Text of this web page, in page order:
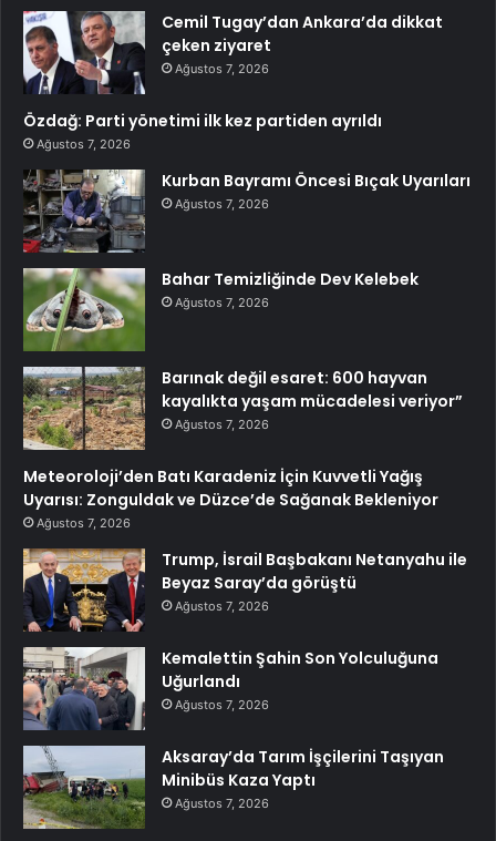
Cemil Tugay’dan Ankara’da dikkat
çeken ziyaret
Ağustos 7, 2026
Özdağ: Parti yönetimi ilk kez partiden ayrıldı
Ağustos 7, 2026
Kurban Bayramı Öncesi Bıçak Uyarıları
Ağustos 7, 2026
Bahar Temizliğinde Dev Kelebek
Ağustos 7, 2026
Barınak değil esaret: 600 hayvan
kayalıkta yaşam mücadelesi veriyor”
Ağustos 7, 2026
Meteoroloji’den Batı Karadeniz İçin Kuvvetli Yağış
Uyarısı: Zonguldak ve Düzce’de Sağanak Bekleniyor
Ağustos 7, 2026
Trump, İsrail Başbakanı Netanyahu ile
Beyaz Saray’da görüştü
Ağustos 7, 2026
Kemalettin Şahin Son Yolculuğuna
Uğurlandı
Ağustos 7, 2026
Aksaray’da Tarım İşçilerini Taşıyan
Minibüs Kaza Yaptı
Ağustos 7, 2026